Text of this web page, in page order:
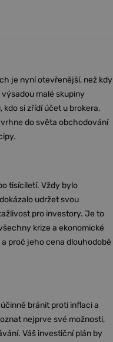
je nyní otevřenější, než kdy
malé skupiny
si zřídí účet u brokera,
do světa obchodování
tisíciletí. Vždy bylo
udržet svou
pro investory. Je to
krize a ekonomické
proč jeho cena dlouhodobě
bránit proti inflaci a
nejprve své možnosti,
Váš investiční plán by